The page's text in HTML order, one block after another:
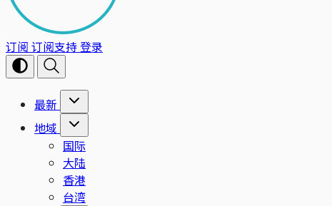
订阅 订阅支持登录
最新
地域
国际
大陆
香港
台湾